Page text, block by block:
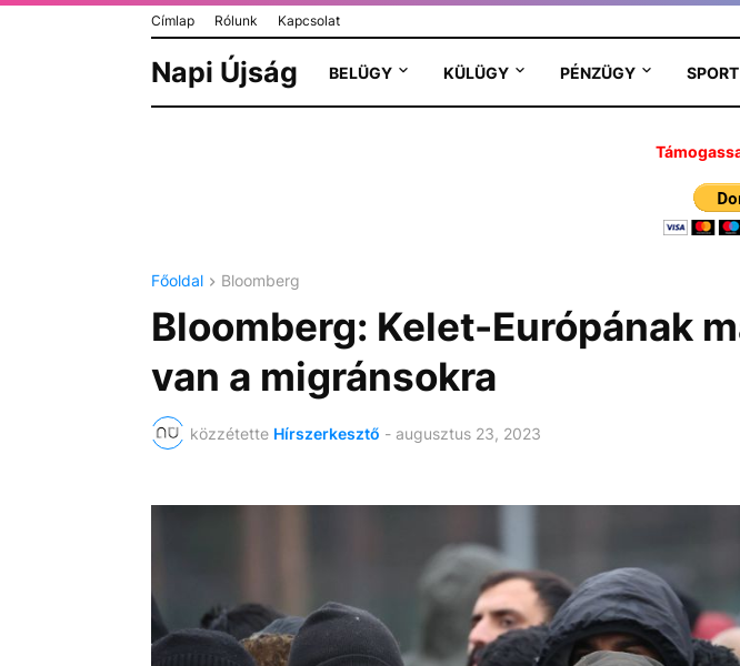
Címlap Rólunk Kapcsolat
Napi Újság BELÜGY KÜLÜGY PÉNZÜGY SPORT
Főoldal Bloomberg
Bloomberg: Kelet-Európának
van a migránsokra
közzétette Hírszerkesztő - augusztus 23, 2023